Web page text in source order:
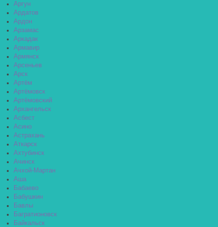
Аргун
Ардатов
Ардон
Арзамас
Аркадак
Армавир
Армянск
Арсеньев
Арск
Артём
Артёмовск
Артёмовский
Архангельск
Асбест
Асино
Астрахань
Аткарск
Ахтубинск
Ачинск
Ачхой-Мартан
Аша
Бабаево
Бабушкин
Бавлы
Багратионовск
Байкальск